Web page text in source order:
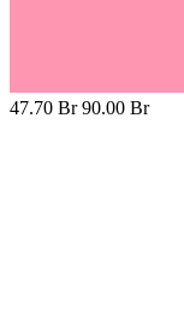
47.70 Br 90.00 Br